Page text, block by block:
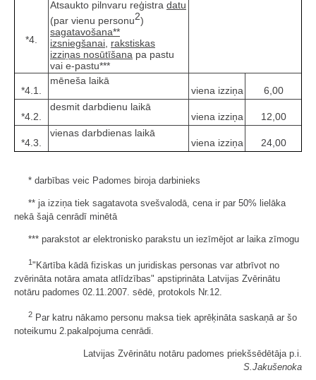
*4.
Atsaukto pilnvaru reģistra datu
(par vienu personu2)
sagatavošana**
izsniegšanai, rakstiskas
izziņas nosūtīšana pa pastu
vai e-pastu***
*4.1.
mēneša laikā
viena izziņa
6,00
*4.2.
desmit darbdienu laikā
viena izziņa
12,00
*4.3.
vienas darbdienas laikā
viena izziņa
24,00
* darbības veic Padomes biroja darbinieks
** ja izziņa tiek sagatavota svešvalodā, cena ir par 50% lielāka
nekā šajā cenrādī minētā
*** parakstot ar elektronisko parakstu un iezīmējot ar laika zīmogu
1"Kārtība kādā fiziskas un juridiskas personas var atbrīvot no
zvērināta notāra amata atlīdzības" apstiprināta Latvijas Zvērinātu
notāru padomes 02.11.2007. sēdē, protokols Nr.12.
2 Par katru nākamo personu maksa tiek aprēķināta saskaņā ar šo
noteikumu 2.pakalpojuma cenrādi.
Latvijas Zvērinātu notāru padomes priekšsēdētāja p.i.
S.Jakušenoka